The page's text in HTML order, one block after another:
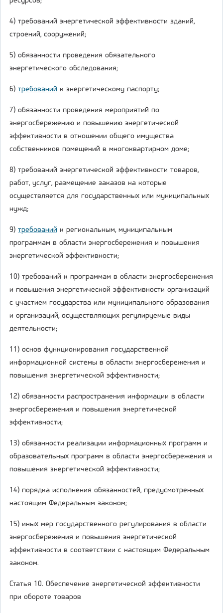
4) требований энергетической эффективности зданий,
строений, сооружений;
5) обязанности проведения обязательного
энергетического обследования;
6) требований к энергетическому паспорту;
7) обязанности проведения мероприятий по
энергосбережению и повышению энергетической
эффективности в отношении общего имущества
собственников помещений в многоквартирном доме;
8) требований энергетической эффективности товаров,
работ, услуг, размещение заказов на которые
осуществляется для государственных или муниципальных
нужд;
9) требований к региональным, муниципальным
программам в области энергосбережения и повышения
энергетической эффективности;
10) требований к программам в области энергосбережения
и повышения энергетической эффективности организаций
с участием государства или муниципального образования
и организаций, осуществляющих регулируемые виды
деятельности;
11) основ функционирования государственной
информационной системы в области энергосбережения и
повышения энергетической эффективности;
12) обязанности распространения информации в области
энергосбережения и повышения энергетической
эффективности;
13) обязанности реализации информационных программ и
образовательных программ в области энергосбережения и
повышения энергетической эффективности;
14) порядка исполнения обязанностей, предусмотренных
настоящим Федеральным законом;
15) иных мер государственного регулирования в области
энергосбережения и повышения энергетической
эффективности в соответствии с настоящим Федеральным
законом.
Статья 10. Обеспечение энергетической эффективности
при обороте товаров